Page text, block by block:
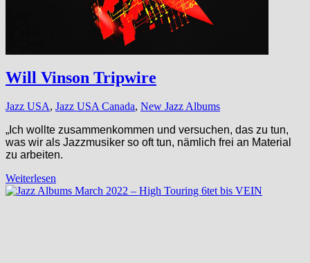
Will Vinson Tripwire
Jazz USA, Jazz USA Canada, New Jazz Albums
„Ich wollte zusammenkommen und versuchen, das zu tun,
was wir als Jazzmusiker so oft tun, nämlich frei an Material
zu arbeiten.
Weiterlesen